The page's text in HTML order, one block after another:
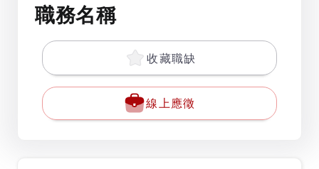
職務名稱
收藏職缺
線上應徵